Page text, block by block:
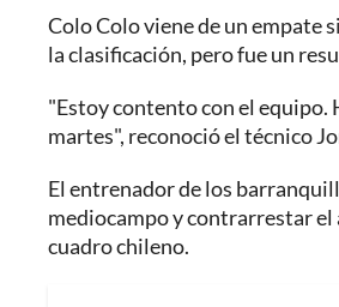
Colo Colo viene de un empate
la clasificación, pero fue un
"Estoy contento con el equipo.
martes", reconoció el técnico
El entrenador de los
mediocampo y contrarrestar el
cuadro chileno.